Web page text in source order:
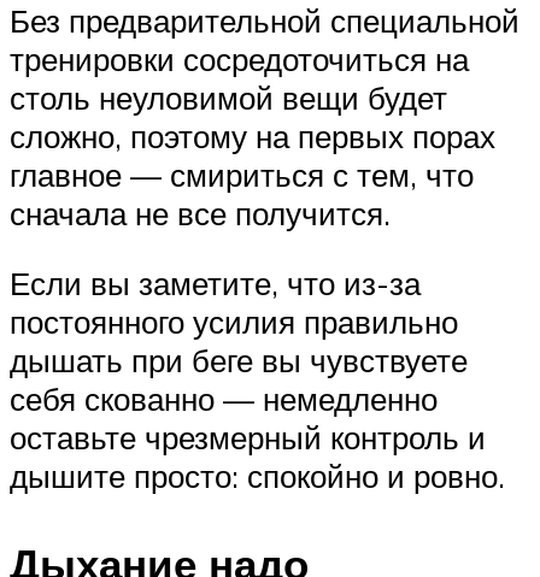
Без предварительной специальной
тренировки сосредоточиться на
столь неуловимой вещи будет
сложно, поэтому на первых порах
главное — смириться с тем, что
сначала не все получится.
Если вы заметите, что из-за
постоянного усилия правильно
дышать при беге вы чувствуете
себя скованно — немедленно
оставьте чрезмерный контроль и
дышите просто: спокойно и ровно.
Дыхание надо